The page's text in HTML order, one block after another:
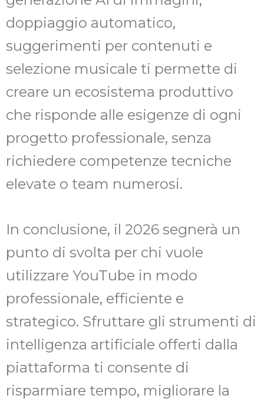
doppiaggio automatico,
suggerimenti per contenuti e
selezione musicale ti permette di
creare un ecosistema produttivo
che risponde alle esigenze di ogni
progetto professionale, senza
richiedere competenze tecniche
elevate o team numerosi.
In conclusione, il 2026 segnerà un
punto di svolta per chi vuole
utilizzare YouTube in modo
professionale, efficiente e
strategico. Sfruttare gli strumenti di
intelligenza artificiale offerti dalla
piattaforma ti consente di
risparmiare tempo, migliorare la